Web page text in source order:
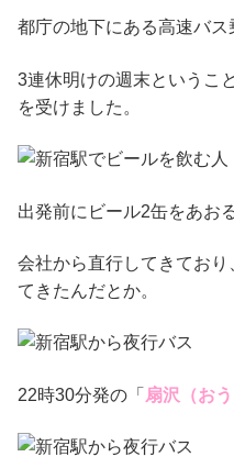
都庁の地下にある高速バス
3連休明けの週末というこ
を受けました。
出発前にビール2缶をあお
会社から直行してきてお
てきたんだとか。
22時30分発の「 扇沢（おう